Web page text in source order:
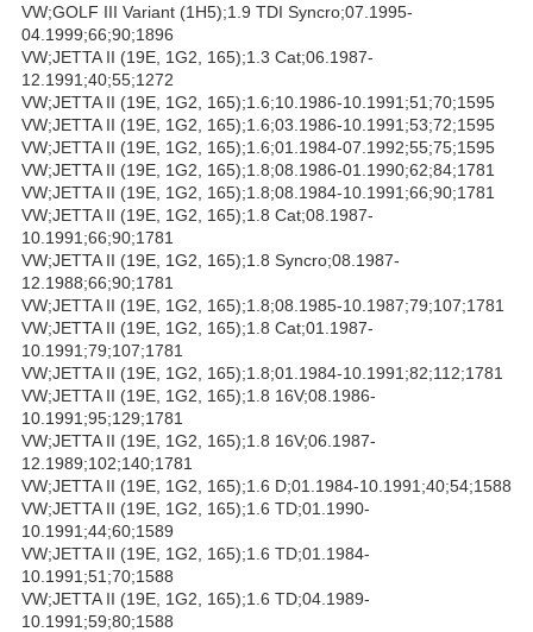
VW;GOLF III Variant (1H5);1.9 TDI Syncro;07.1995-
04.1999;66;90;1896
VW;JETTA II (19E, 1G2, 165);1.3 Cat;06.1987-
12.1991;40;55;1272
VW;JETTA II (19E, 1G2, 165);1.6;10.1986-10.1991;51;70;1595
VW;JETTA II (19E, 1G2, 165);1.6;03.1986-10.1991;53;72;1595
VW;JETTA II (19E, 1G2, 165);1.6;01.1984-07.1992;55;75;1595
VW;JETTA II (19E, 1G2, 165);1.8;08.1986-01.1990;62;84;1781
VW;JETTA II (19E, 1G2, 165);1.8;08.1984-10.1991;66;90;1781
VW;JETTA II (19E, 1G2, 165);1.8 Cat;08.1987-
10.1991;66;90;1781
VW;JETTA II (19E, 1G2, 165);1.8 Syncro;08.1987-
12.1988;66;90;1781
VW;JETTA II (19E, 1G2, 165);1.8;08.1985-10.1987;79;107;1781
VW;JETTA II (19E, 1G2, 165);1.8 Cat;01.1987-
10.1991;79;107;1781
VW;JETTA II (19E, 1G2, 165);1.8;01.1984-10.1991;82;112;1781
VW;JETTA II (19E, 1G2, 165);1.8 16V;08.1986-
10.1991;95;129;1781
VW;JETTA II (19E, 1G2, 165);1.8 16V;06.1987-
12.1989;102;140;1781
VW;JETTA II (19E, 1G2, 165);1.6 D;01.1984-10.1991;40;54;1588
VW;JETTA II (19E, 1G2, 165);1.6 TD;01.1990-
10.1991;44;60;1589
VW;JETTA II (19E, 1G2, 165);1.6 TD;01.1984-
10.1991;51;70;1588
VW;JETTA II (19E, 1G2, 165);1.6 TD;04.1989-
10.1991;59;80;1588